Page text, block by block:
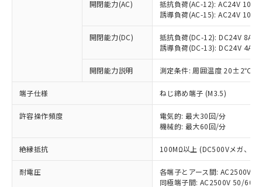
開閉能力(AC)
抵抗負荷(AC-12): AC24V 10A/
誘導負荷(AC-15): AC24V
開閉能力(DC)
抵抗負荷(DC-12): DC24V 8A/
誘導負荷(DC-13): DC24V 4A/
開閉能力説明 測定条件: 周囲温度 20±2℃、
端子仕様 ねじ締め端子 (M3.5)
許容操作頻度
電気的: 最大30回/分
機械的: 最大60回/分
絶縁抵抗 100MΩ以上 (DC500Vメガ、点
耐電圧
各端子とアース間: AC2500V
同極端子間: AC2500V 50/
本サービスの対象外となる商品もある
ことをご了承ください。
在庫状況および標準価格照会結果は、
記載している更新日時点での社内デー
タに基づき作成されるものであり、閲
覧された時点での実際の在庫および標
正式な納期状況および標準価格はお客
様のお取引先、またはお客様担当のオ
ムロン制御機器販売店・当社販売員に
オムロン制御機器販売店や当社販売拠
販売ネットワーク
」をご確認
仕入先様の事情により、非含有部品として
いたものが、含有品と判明した場合などや
むを得ず変更することがあります。
ミウム(Cd) 100ppm以下、
六価クロム(Cr(Ⅵ)) 1000ppm以下、ポリ臭化ビフェニル
類(PBB) 1000ppm以下、ポリ臭化ジフェニルエーテル類
(PBDE) 1000ppm以下、フタル酸ビス(2-エチルヘキシ
ルベンジル（BBP） 1000ppm以下、フタル酸ジブチル
（DBP） 1000ppm以下、フタル酸ジイソブチル
適用除外項目は除く。
フタル酸エステル類の４物質については閾値を超える意
図的な使用がないことを確認しています。
「×」：最大均質材料含有率が中国RoHSの
基準値を超えていることを示します。
「－」：未確認です。当社販売部門へお問
い合わせください。
*中国RoHS10物質の基準値 (GB/T26572)：
Pb(鉛) :1000ppm、 Hg(水銀) : 1000ppm、 Cd(カドミウ
Cr(Ⅵ)(六価クロム) : 1000ppm、 PBBs(ポリ臭化ビフェ
DBP(フタル酸ジブチル) : 1000ppm、 DIBP(フタル酸ジ
イソブチル) : 1000ppm、 BBP(フタル酸ブチルベンジ
DEHP(フタル酸ビス(2-エチルヘキシル)) : 1000ppm
当社は、これら貴社製品のうち、外国
為替および外国貿易法に定める商品
（以下｢規制貨物等」という）を輸出
または国外への提供する場合は、日本
国政府の輸出許可(または役務取引許
可)を取得するなどの必要な手続きを
当社は規制貨物を破棄する場合は、完
全に破砕するなど、違法に輸出されな
いよう必要な手段を講じます。
当社は貴社製品を、核兵器、ミサイ
ル、化学兵器、生物兵器またはその他
武器並びにこれらの製造装置等に一切
一定数以上の在庫あり
一定数には満たないが在庫あり
在庫なし(最新の在庫状況につ
いては、お客様のお取引先、ま
たはお客様担当のオムロン制御